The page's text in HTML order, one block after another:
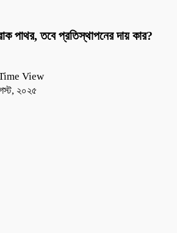
পাথর, তবে প্রতিস্থাপনের দায় কার?
View
২০২৫